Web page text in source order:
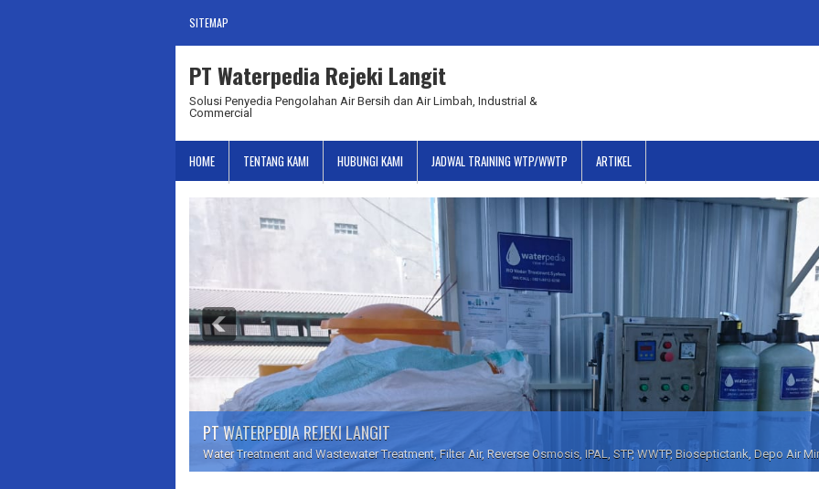
SITEMAP
PT Waterpedia Rejeki Langit
Solusi Penyedia Pengolahan Air Bersih dan Air Limbah, Industrial &
Commercial
HOME TENTANG KAMI HUBUNGI KAMI JADWAL TRAINING WTP/WWTP ARTIKEL
PT WATERPEDIA REJEKI LANGIT
Water Treatment and Wastewater Treatment, Filter Air, Reverse Osmosis, IPAL, STP, WWTP, Bioseptictank, Depo Air